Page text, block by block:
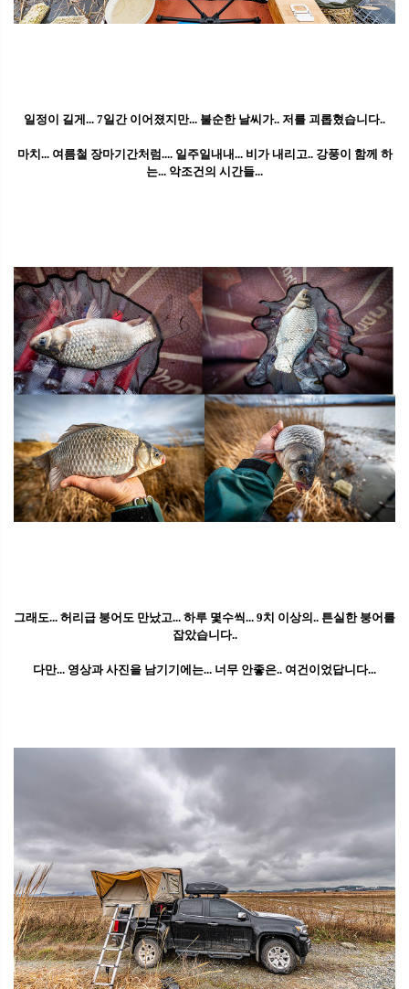
일정이 길게... 7일간 이어졌지만... 불순한 날씨가.. 저를 괴롭혔습니다..
마치... 여름철 장마기간처럼.... 일주일내내... 비가 내리고.. 강풍이 함께 하
는... 악조건의 시간들...
그래도... 허리급 붕어도 만났고... 하루 몇수씩... 9치 이상의.. 튼실한 붕어를
잡았습니다..
다만... 영상과 사진을 남기기에는... 너무 안좋은.. 여건이었답니다...